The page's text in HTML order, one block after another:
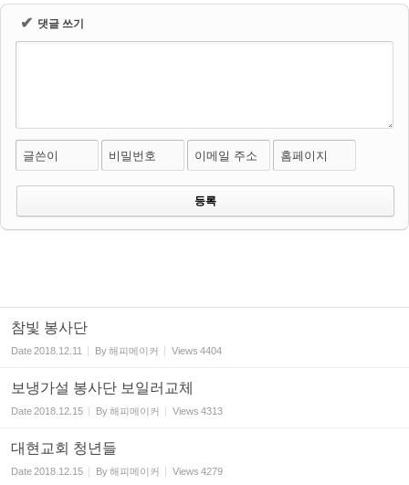
✔ 댓글 쓰기
글쓴이 비밀번호 이메일 주소 홈페이지
참빛 봉사단
Date2018.12.11 By해피메이커 Views 4404
보냉가설 봉사단 보일러교체
Date2018.12.15 By해피메이커 Views 4313
대현교회 청년들
Date2018.12.15 By해피메이커 Views 4279